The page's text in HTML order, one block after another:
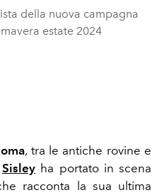
della nuova campagna
estate 2024
, tra le antiche rovine e
Sisley ha portato in scena
racconta la sua ultima